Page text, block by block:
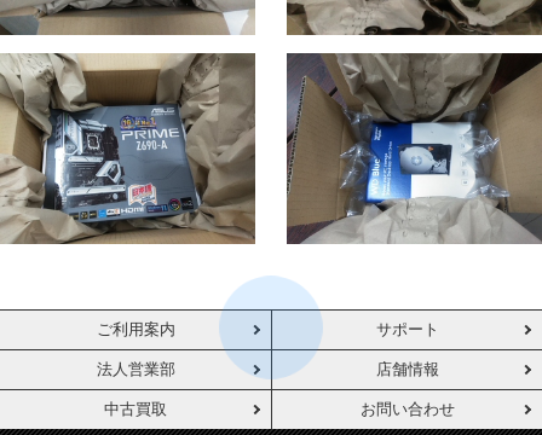
ご利用案内 サポート
法人営業部 店舗情報
中古買取 お問い合わせ